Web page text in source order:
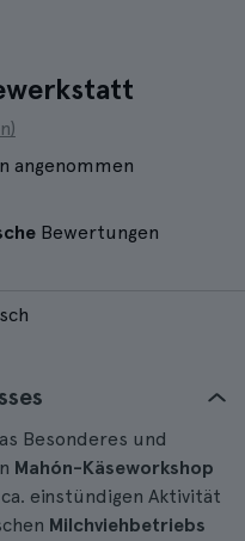
angenommen
Bewertungen
Besonderes und
Mahón-Käseworkshop
einstündigen Aktivität
Milchviehbetriebs